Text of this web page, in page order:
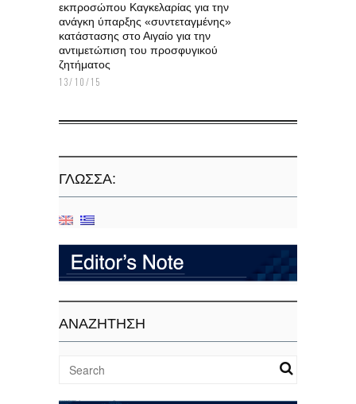
εκπροσώπου Καγκελαρίας για την
ανάγκη ύπαρξης «συντεταγμένης»
κατάστασης στο Αιγαίο για την
αντιμετώπιση του προσφυγικού
ζητήματος
13/10/15
ΓΛΏΣΣΑ:
ΑΝΑΖΗΤΗΣΗ